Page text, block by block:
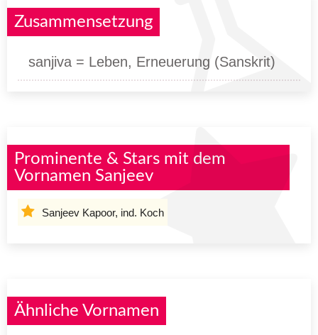
Zusammensetzung
sanjiva = Leben, Erneuerung (Sanskrit)
Prominente & Stars mit dem
Vornamen Sanjeev
Sanjeev Kapoor, ind. Koch
Ähnliche Vornamen